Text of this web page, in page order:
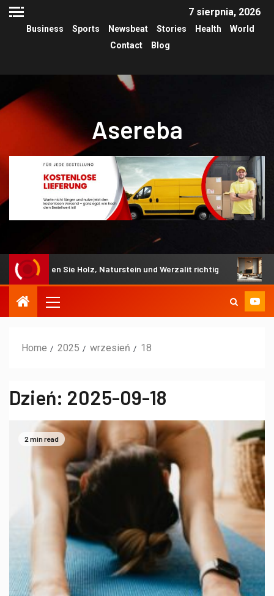
7 sierpnia, 2026
Business Sports Newsbeat Stories Health
World
Contact
Blog
Asereba
Sie Holz, Naturstein und Werzalit richtig Akustik im
Home 2025 wrzesień 18
Dzień: 2025-09-18
2 min read